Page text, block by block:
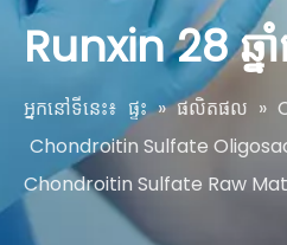
Runxin 28 ឆ្
អ្នកនៅទីនេះ៖ ផ្ទះ » ផលិតផល »
Chondroitin Sulfate
Chondroitin Sulfate Raw